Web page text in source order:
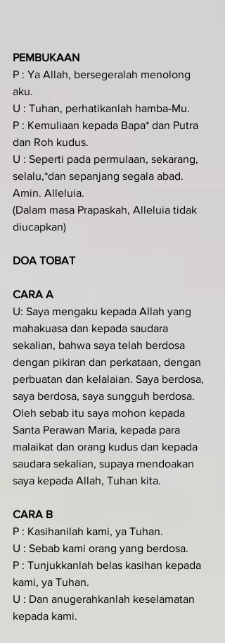
PEMBUKAAN
P : Ya Allah, bersegeralah menolong
aku.
U : Tuhan, perhatikanlah hamba-Mu.
P : Kemuliaan kepada Bapa* dan Putra
dan Roh kudus.
U : Seperti pada permulaan, sekarang,
selalu,*dan sepanjang segala abad.
Amin. Alleluia.
(Dalam masa Prapaskah, Alleluia tidak
diucapkan)
DOA TOBAT
CARA A
U: Saya mengaku kepada Allah yang
mahakuasa dan kepada saudara
sekalian, bahwa saya telah berdosa
dengan pikiran dan perkataan, dengan
perbuatan dan kelalaian. Saya berdosa,
saya berdosa, saya sungguh berdosa.
Oleh sebab itu saya mohon kepada
Santa Perawan Maria, kepada para
malaikat dan orang kudus dan kepada
saudara sekalian, supaya mendoakan
saya kepada Allah, Tuhan kita.
CARA B
P : Kasihanilah kami, ya Tuhan.
U : Sebab kami orang yang berdosa.
P : Tunjukkanlah belas kasihan kepada
kami, ya Tuhan.
U : Dan anugerahkanlah keselamatan
kepada kami.